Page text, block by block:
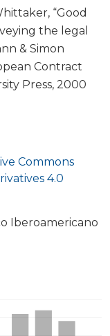
Commons
4.0
Iberoamericano
“Good
the legal
& Simon
Contract
Press, 2000